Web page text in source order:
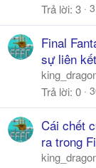
Trả lời 3
Final
sự liên
Trả lời 0
Cái chết
ra trong